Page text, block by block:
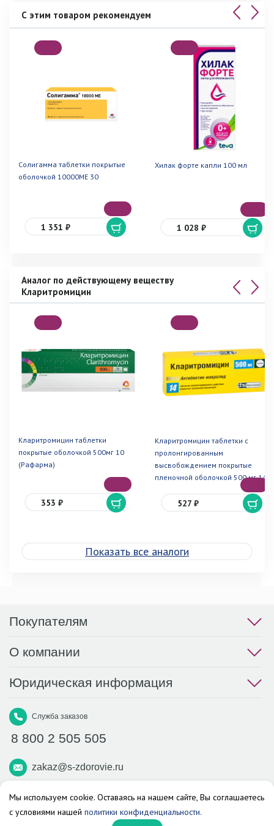
С этим товаром рекомендуем
Солигамма таблетки покрытые
оболочкой 10000МЕ 30
1 351 ₽
Хилак форте капли 100 мл
1 028 ₽
Аналог по действующему веществу
Кларитромицин
Кларитромицин таблетки
покрытые оболочкой 500мг 10
(Рафарма)
353 ₽
Кларитромицин таблетки с
пролонгированным
высвобождением покрытые
пленочной оболочкой 500 мг 14
527 ₽
Показать все аналоги
Покупателям
О компании
Юридическая информация
Служба заказов
8 800 2 505 505
zakaz@s-zdorovie.ru
Макс Вконтакте Телеграм
Аптека «Здоровье»
Мы используем cookie. Оставаясь на нашем сайте, Вы соглашаетесь
с условиями нашей политики конфиденциальности.